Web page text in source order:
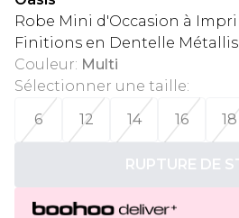
Robe Mini d'Occasion à
Finitions en Dentelle
Couleur: Multi
Sélectionner une taille:
6
12 14 16 18
RUPTURE DE